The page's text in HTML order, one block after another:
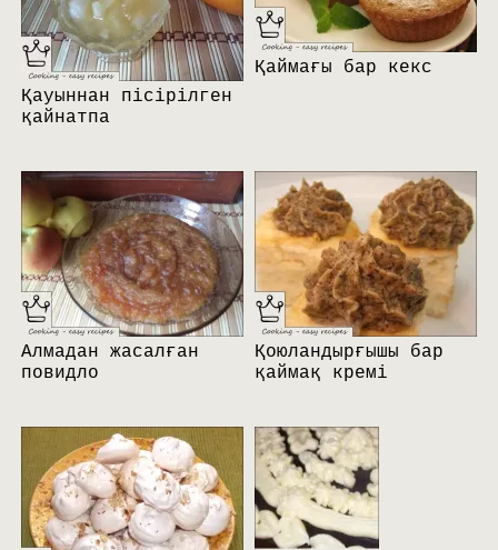
Қауыннан пісірілген
қайнатпа
Қаймағы бар кекс
Алмадан жасалған
повидло
Қоюландырғышы бар
қаймақ кремі